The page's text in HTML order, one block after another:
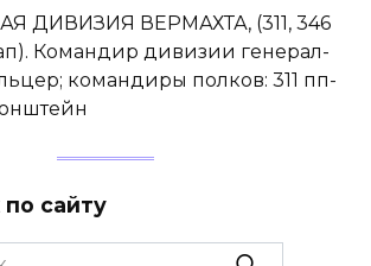
ДИВИЗИЯ ВЕРМАХТА, (311, 346
Командир дивизии генерал-
командиры полков: 311 пп-
сайту